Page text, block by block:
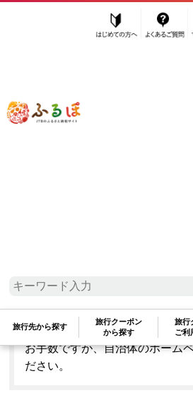
ふるぽ JTBのふるさと納税サ
旅行先から探す
旅行クーポン
から探す
旅行
ご利
「山形県真室川町」はふるぽか
とはできません。
お手数ですが、自治体のホーム
ださい。